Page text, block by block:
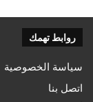
روابط تهمك
سياسة الخصوصية
اتصل بنا